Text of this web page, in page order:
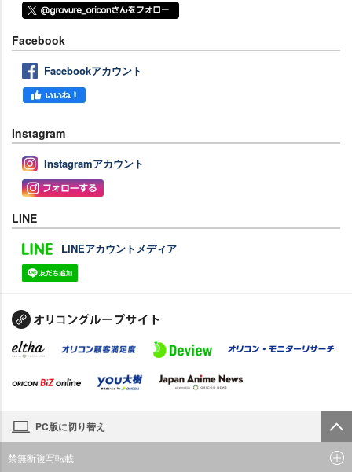
Facebook
Facebookアカウント
Instagram
Instagramアカウント
LINE
LINEアカウントメディア
PC版に切り替え
禁無断複写転載